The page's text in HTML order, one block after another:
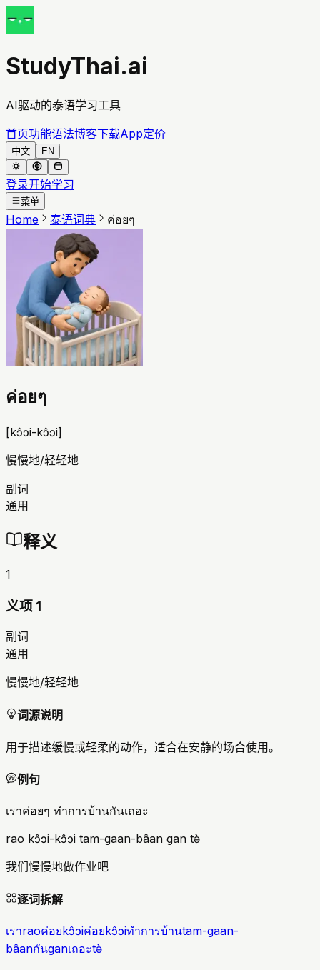
StudyThai.ai
AI驱动的泰语学习工具
首页功能语法博客下载App定价
中文 EN
登录开始学习
菜单
Home 泰语词典 ค่อยๆ
ค่อยๆ
[kɔ̂ɔi-kɔ̂ɔi]
慢慢地/轻轻地
副词
通用
释义
1
义项 1
副词
通用
慢慢地/轻轻地
词源说明
用于描述缓慢或轻柔的动作，适合在安静的场合使用。
例句
เราค่อยๆ ทำการบ้านกันเถอะ
rao kɔ̂ɔi-kɔ̂ɔi tam-gaan-bâan gan tə̀
我们慢慢地做作业吧
逐词拆解
เราraoค่อยkɔ̂ɔiค่อยkɔ̂ɔiทำการบ้านtam-gaan-
bâanกันganเถอะtə̀